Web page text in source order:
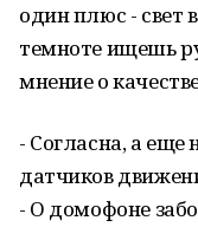
один плюс - свет
темноте ищешь
мнение о
- Согласна, а еще
датчиков
- О домофоне